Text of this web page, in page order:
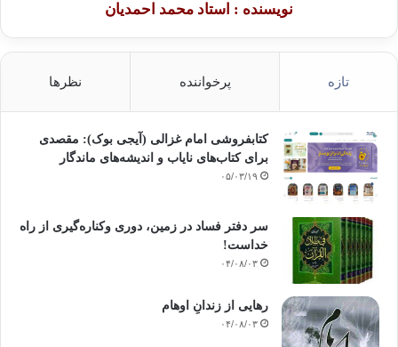
نویسنده : استاد محمد احمدیان
تازه پرخواننده نظرها
کتابفروشی امام غزالی (آیجی بوک): مقصدی
برای کتاب‌های نایاب و اندیشه‌های ماندگار
۰۵/۰۳/۱۹
سر دفتر فساد در زمین‌، دوری وکناره‌گیری از راه
خداست‌!
۰۴/۰۸/۰۳
رهایی از زندانِ اوهام
۰۴/۰۸/۰۳